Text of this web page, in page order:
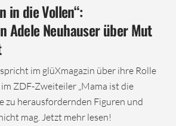
in die Vollen“:
Adele Neuhauser über Mut
im glüXmagazin über ihre Rolle
ZDF-Zweiteiler „Mama ist die
zu herausfordernden Figuren und
mag. Jetzt mehr lesen!